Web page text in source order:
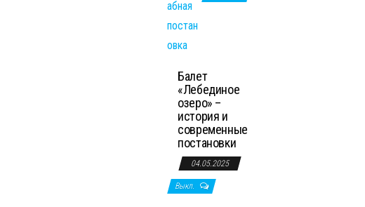
Балет
«Лебединое
озеро» –
история и
современные
постановки
04.05.2025
Выкл.